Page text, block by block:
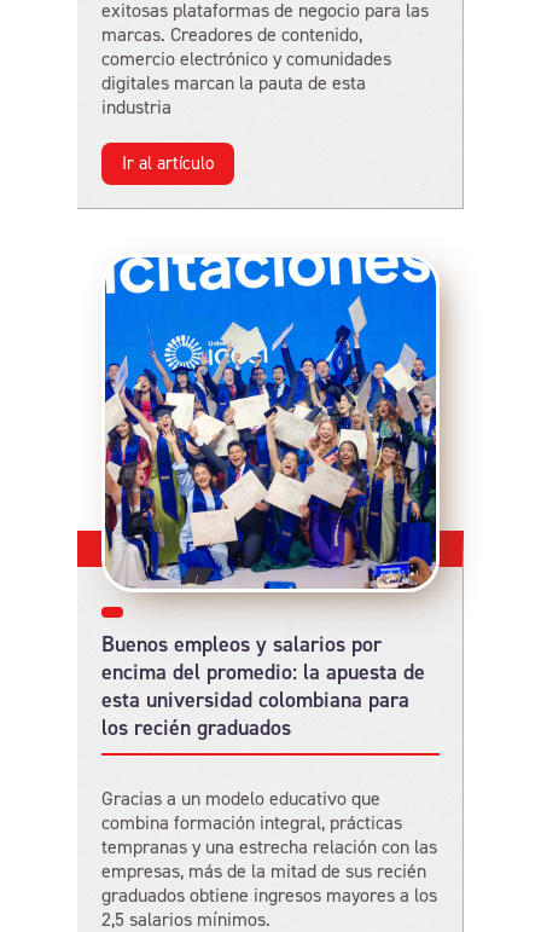
exitosas plataformas de negocio para las
marcas. Creadores de contenido,
comercio electrónico y comunidades
digitales marcan la pauta de esta
industria
Ir al artículo
Buenos empleos y salarios por
encima del promedio: la apuesta de
esta universidad colombiana para
los recién graduados
Gracias a un modelo educativo que
combina formación integral, prácticas
tempranas y una estrecha relación con las
empresas, más de la mitad de sus recién
graduados obtiene ingresos mayores a los
2,5 salarios mínimos.